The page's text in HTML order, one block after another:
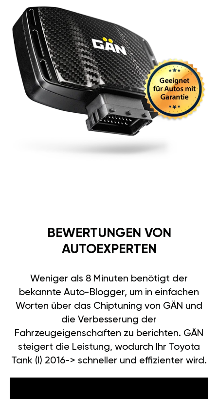
BEWERTUNGEN VON
AUTOEXPERTEN
Weniger als 8 Minuten benötigt der
bekannte Auto-Blogger, um in einfachen
Worten über das Chiptuning von GÄN und
die Verbesserung der
Fahrzeugeigenschaften zu berichten. GÄN
steigert die Leistung, wodurch Ihr Toyota
Tank (I) 2016-> schneller und effizienter wird.